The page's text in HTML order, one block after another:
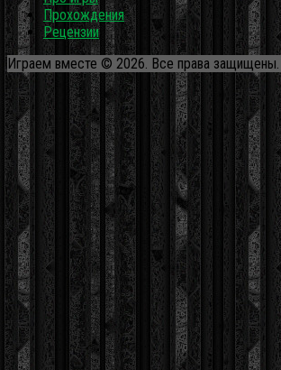
Прохождения
Рецензии
Играем вместе © 2026. Все права защищены.